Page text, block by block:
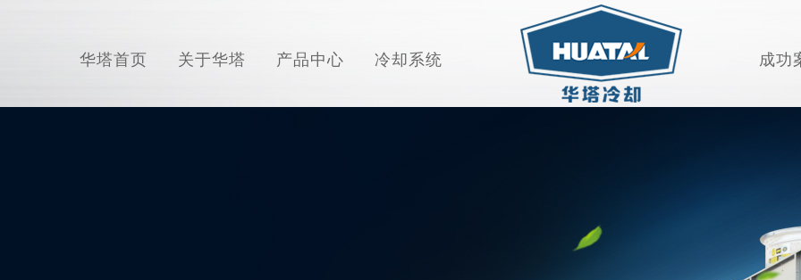
华塔首页 关于华塔 产品中心 冷却系统 成功